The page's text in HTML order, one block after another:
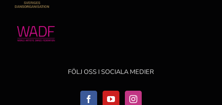
FÖLJ OSS I SOCIALA MEDIER